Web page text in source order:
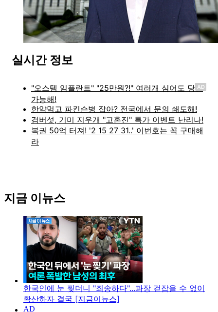
실시간 정보
AD
지금 이뉴스
한국인에 눈 찢더니 "죄송하다"...파장 걷잡을 수 없이
확산하자 결국 [지금이뉴스]